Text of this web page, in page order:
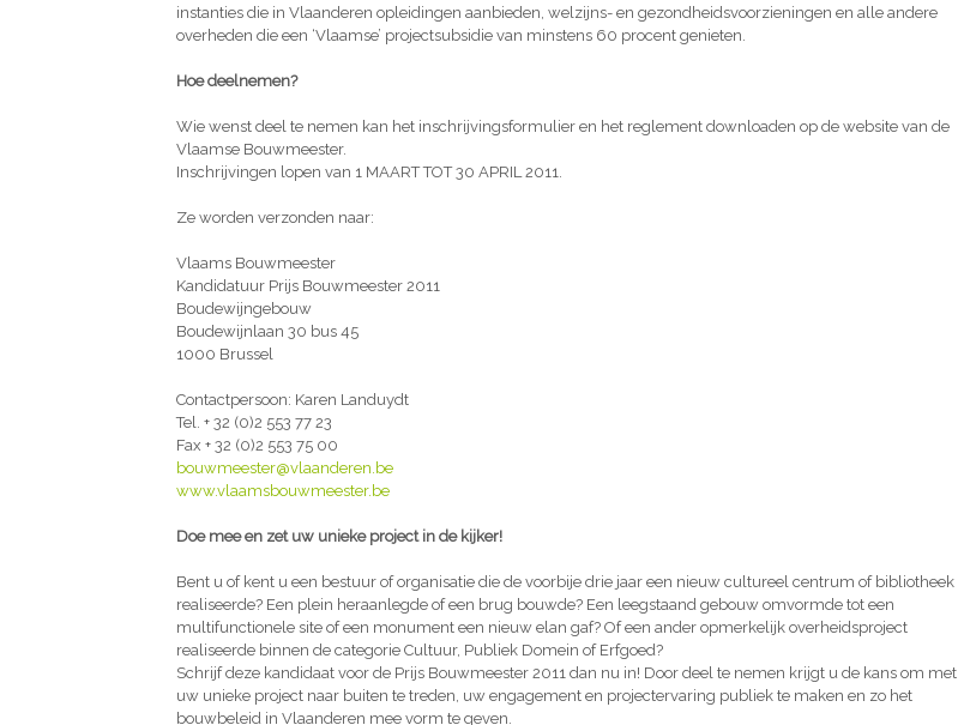
instanties die in Vlaanderen opleidingen aanbieden, welzijns- en gezondheidsvoorzieningen en alle andere
overheden die een ‘Vlaamse’ projectsubsidie van minstens 60 procent genieten.
Hoe deelnemen?
Wie wenst deel te nemen kan het inschrijvingsformulier en het reglement downloaden op de website van de
Vlaamse Bouwmeester.
Inschrijvingen lopen van 1 MAART TOT 30 APRIL 2011.
Ze worden verzonden naar:
Vlaams Bouwmeester
Kandidatuur Prijs Bouwmeester 2011
Boudewijngebouw
Boudewijnlaan 30 bus 45
1000 Brussel
Contactpersoon: Karen Landuydt
Tel. + 32 (0)2 553 77 23
Fax + 32 (0)2 553 75 00
bouwmeester@vlaanderen.be
www.vlaamsbouwmeester.be
Doe mee en zet uw unieke project in de kijker!
Bent u of kent u een bestuur of organisatie die de voorbije drie jaar een nieuw cultureel centrum of bibliotheek
realiseerde? Een plein heraanlegde of een brug bouwde? Een leegstaand gebouw omvormde tot een
multifunctionele site of een monument een nieuw elan gaf? Of een ander opmerkelijk overheidsproject
realiseerde binnen de categorie Cultuur, Publiek Domein of Erfgoed?
Schrijf deze kandidaat voor de Prijs Bouwmeester 2011 dan nu in! Door deel te nemen krijgt u de kans om met
uw unieke project naar buiten te treden, uw engagement en projectervaring publiek te maken en zo het
bouwbeleid in Vlaanderen mee vorm te geven.